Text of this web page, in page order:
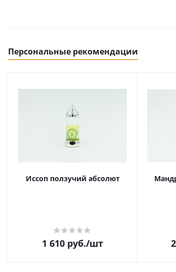
Персональные рекомендации
Иссоп ползучий абсолют
1 610 руб./шт